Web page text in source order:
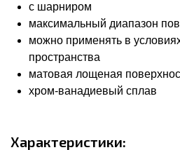
с шарниром
максимальный диапазон
можно применять в
пространства
матовая лощеная
хром-ванадиевый сплав
Характеристики: